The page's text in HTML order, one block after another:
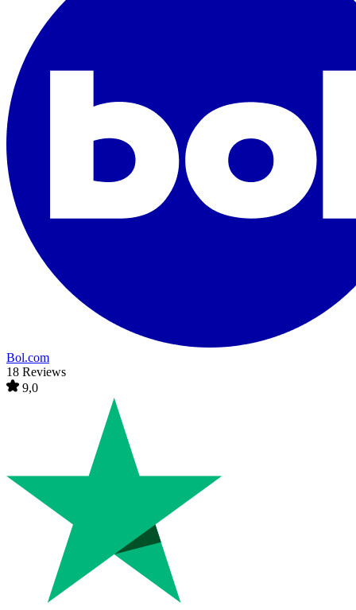
Bol.com
18 Reviews
9,0